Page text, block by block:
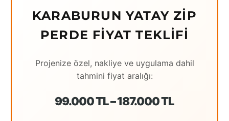
KARABURUN YATAY ZIP
PERDE FIYAT TEKLIFI
Projenize özel, nakliye ve uygulama dahil
tahmini fiyat aralığı:
99.000 TL – 187.000 TL
Erzrum
Gaziantep